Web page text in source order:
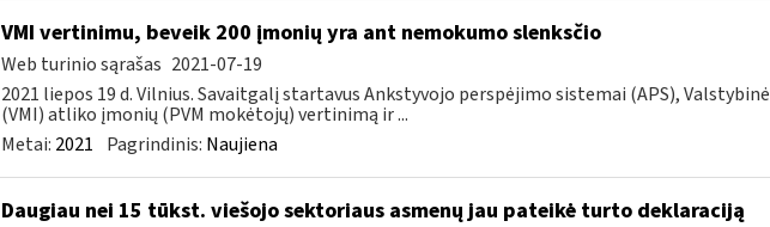
VMI vertinimu, beveik 200 įmonių yra ant nemokumo slenksčio
Web turinio sąrašas 2021-07-19
2021 liepos 19 d. Vilnius. Savaitgalį startavus Ankstyvojo perspėjimo sistemai (APS), Valstybinė
(VMI) atliko įmonių (PVM mokėtojų) vertinimą ir ...
Metai: 2021 Pagrindinis: Naujiena
Daugiau nei 15 tūkst. viešojo sektoriaus asmenų jau pateikė turto deklaraciją